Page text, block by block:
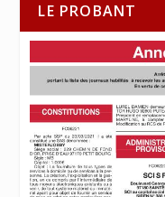
LE PROBANT